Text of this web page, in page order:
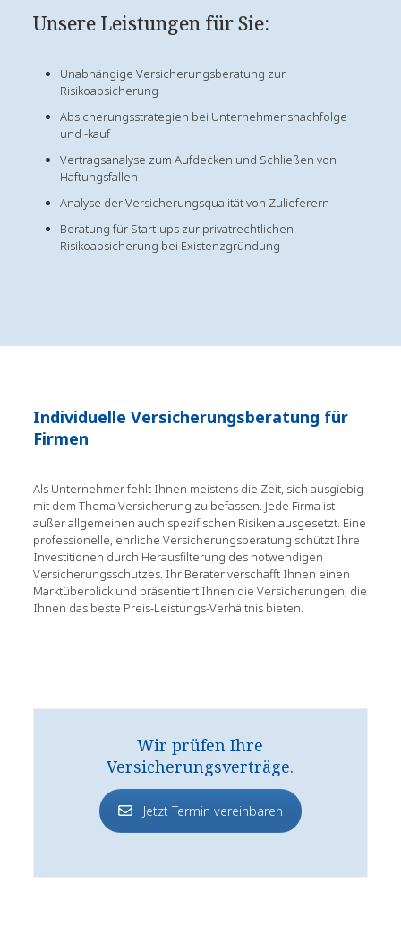
Unsere Leistungen für Sie:
Unabhängige Versicherungsberatung zur
Risikoabsicherung
Absicherungsstrategien bei Unternehmensnachfolge
und -kauf
Vertragsanalyse zum Aufdecken und Schließen von
Haftungsfallen
Analyse der Versicherungsqualität von Zulieferern
Beratung für Start-ups zur privatrechtlichen
Risikoabsicherung bei Existenzgründung
Individuelle Versicherungsberatung für
Firmen
Als Unternehmer fehlt Ihnen meistens die Zeit, sich ausgiebig
mit dem Thema Versicherung zu befassen. Jede Firma ist
außer allgemeinen auch spezifischen Risiken ausgesetzt. Eine
professionelle, ehrliche Versicherungsberatung schützt Ihre
Investitionen durch Herausfilterung des notwendigen
Versicherungsschutzes. Ihr Berater verschafft Ihnen einen
Marktüberblick und präsentiert Ihnen die Versicherungen, die
Ihnen das beste Preis-Leistungs-Verhältnis bieten.
Wir prüfen Ihre
Versicherungsverträge.
Jetzt Termin vereinbaren